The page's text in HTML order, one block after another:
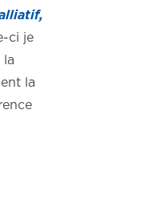
ci je
la
la